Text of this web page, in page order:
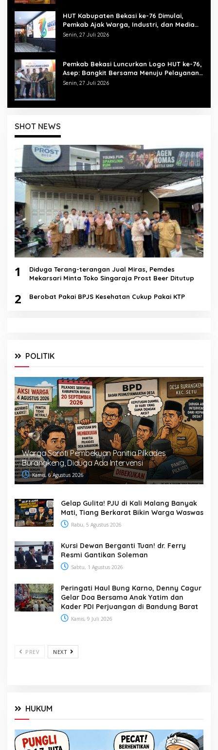
HUT Kabupaten Bekasi ke-76 Dimulai,
Pemkab Ajak Warga, Industri, dan Media
Kibarkan Semangat “Bangkit Bersama”
Senin, 27 Juli 2026
Pemkab Bekasi Luncurkan Logo HUT ke-76,
Asep: Bangkit Bersama Menuju Pelayanan
yang Lebih Baik
Senin, 27 Juli 2026
SHOT NEWS
1
Diduga Terang-terangan Jual Miras, Pemdes
Mekarsari Minta Toko Singaraja Prost Beer Ditutup
2 Berobat Pakai BPJS Kesehatan Cukup Pakai KTP
POLITIK
Warga Soroti Pembekuan Panitia Pilkades
Burangkeng, Diduga Ada Intervensi
Kamis, 6 Agustus 2026
Gelap Gulita! PJU di Kali Malang Banyak
Mati, Tiang Berkarat Bikin Warga Waswas
Rabu, 5 Agustus 2026
Kursi Dewan Berganti Tuan! dr. Ferry
Resmi Gantikan Soleman
Sabtu, 1 Agustus 2026
Peringati Haul Bung Karno, Denny Cagur
Gelar Doa Bersama Anak Yatim dan
Kader PDI Perjuangan di Bandung Barat
Kamis, 9 Juli 2026
PREV NEXT
HUKUM